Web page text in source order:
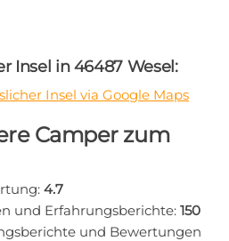
Insel in 46487 Wesel:
Insel via Google Maps
Camper zum
4.7
und Erfahrungsberichte: 150
und Bewertungen